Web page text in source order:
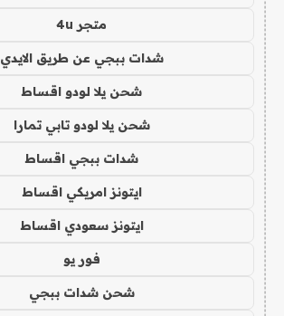
متجر 4u
شدات ببجي عن طريق الايدي
شحن يلا لودو اقساط
شحن يلا لودو تابي تمارا
شدات ببجي اقساط
ايتونز امريكي اقساط
ايتونز سعودي اقساط
فور يو
شحن شدات ببجي